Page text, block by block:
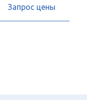
Запрос цены